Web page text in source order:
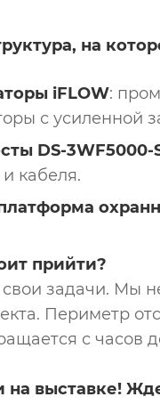
на
iFLOW:
с усиленной
DS-3WF5000-
кабеля.
прийти?
задачи. Мы
Периметр
с часов
на выставке!